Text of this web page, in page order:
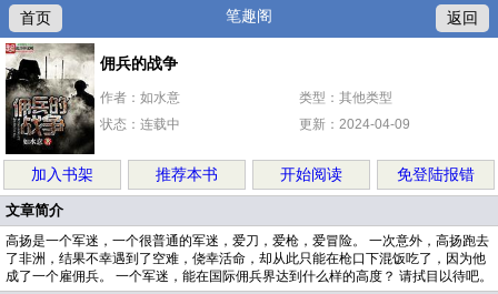
首页 笔趣阁 返回
佣兵的战争
作者：如水意
类型：其他类型
状态：连载中
更新：2024-04-09
加入书架 推荐本书 开始阅读 免登陆报错
文章简介
高扬是一个军迷，一个很普通的军迷，爱刀，爱枪，爱冒险。 一次意外，高扬跑去
了非洲，结果不幸遇到了空难，侥幸活命，却从此只能在枪口下混饭吃了，因为他
成了一个雇佣兵。 一个军迷，能在国际佣兵界达到什么样的高度？ 请拭目以待吧。